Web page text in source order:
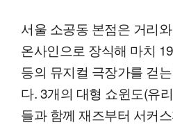
서울 소공동 본점은 거리
온사인으로 장식해 마치
등의 뮤지컬 극장가를 걷
다. 3개의 대형 쇼윈도(유
들과 함께 재즈부터 서커